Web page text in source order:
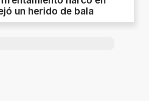
un herido de bala